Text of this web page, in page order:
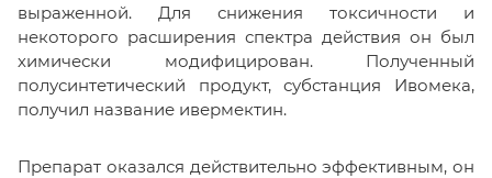
выраженной. Для снижения токсичности и
некоторого расширения спектра действия он был
химически модифицирован. Полученный
полусинтетический продукт, субстанция Ивомека,
получил название ивермектин.
Препарат оказался действительно эффективным, он